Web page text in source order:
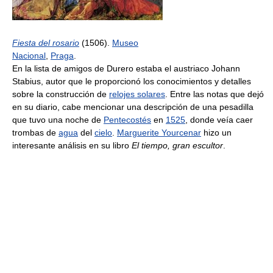
Fiesta del rosario (1506). Museo
Nacional, Praga.
En la lista de amigos de Durero estaba el austriaco Johann
Stabius, autor que le proporcionó los conocimientos y detalles
sobre la construcción de relojes solares. Entre las notas que dejó
en su diario, cabe mencionar una descripción de una pesadilla
que tuvo una noche de Pentecostés en 1525, donde veía caer
trombas de agua del cielo. Marguerite Yourcenar hizo un
interesante análisis en su libro El tiempo, gran escultor.